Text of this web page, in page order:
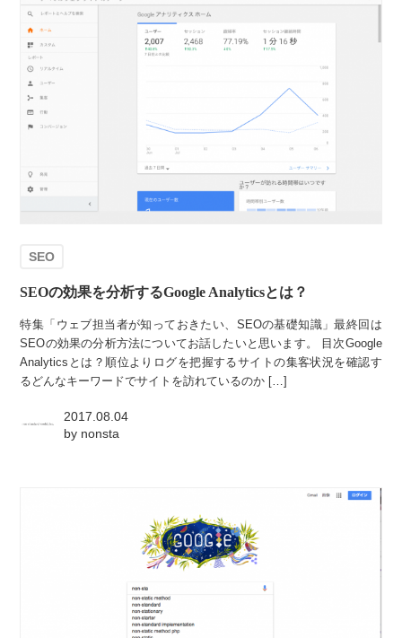
SEO
SEOの効果を分析するGoogle Analyticsとは？
特集「ウェブ担当者が知っておきたい、SEOの基礎知識」最終回は
SEOの効果の分析方法についてお話したいと思います。 目次Google
Analyticsとは？順位よりログを把握するサイトの集客状況を確認す
るどんなキーワードでサイトを訪れているのか […]
2017.08.04
by nonsta